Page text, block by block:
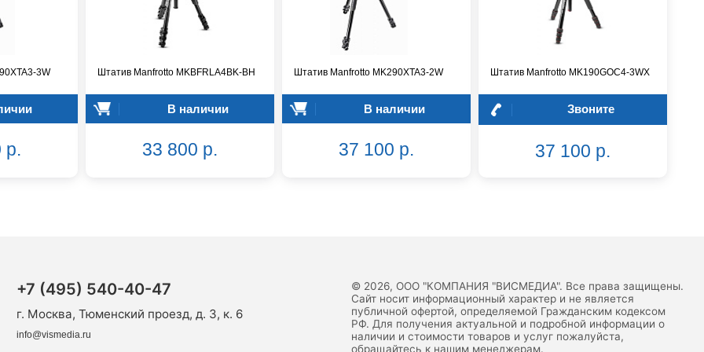
3W
р.
Штатив Manfrotto MKBFRLA4BK-BH
В наличии
33 800 р.
Штатив Manfrotto MK290XTA3-2W
В наличии
37 100 р.
Штатив Manfrotto MK190GOC4-3WX
Звоните
37 100 р.
+7 (495) 540-40-47
г. Москва, Тюменский проезд, д. 3, к. 6
info@vismedia.ru
© 2026, ООО "КОМПАНИЯ "ВИСМЕДИА". Все права защищены.
Сайт носит информационный характер и не является
публичной офертой, определяемой Гражданским кодексом
РФ. Для получения актуальной и подробной информации о
наличии и стоимости товаров и услуг пожалуйста,
обращайтесь к нашим менеджерам.